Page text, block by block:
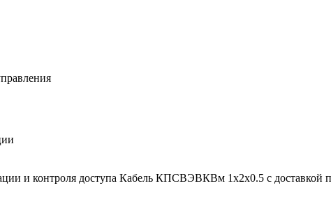
и контроля доступа Кабель КПСВЭВКВм 1х2х0.5 с доставкой